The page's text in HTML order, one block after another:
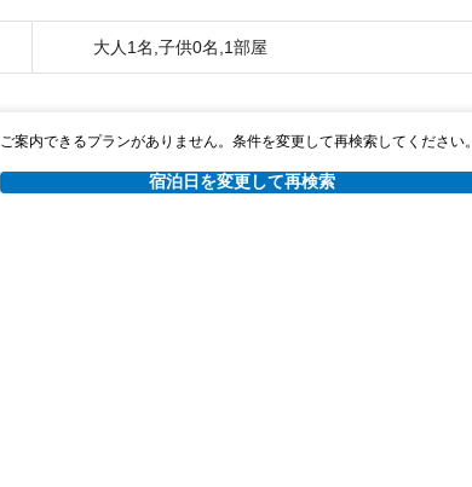
大人1名,子供0名,1部屋
ご案内できるプランがありません。条件を変更して再検索してください。
宿泊日を変更して再検索